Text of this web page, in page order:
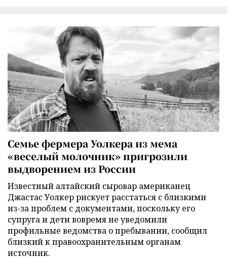
Семье фермера Уолкера из мема
«веселый молочник» пригрозили
выдворением из России
Известный алтайский сыровар американец
Джастас Уолкер рискует расстаться с близкими
из-за проблем с документами, поскольку его
супруга и дети вовремя не уведомили
профильные ведомства о пребывании, сообщил
близкий к правоохранительным органам
источник.